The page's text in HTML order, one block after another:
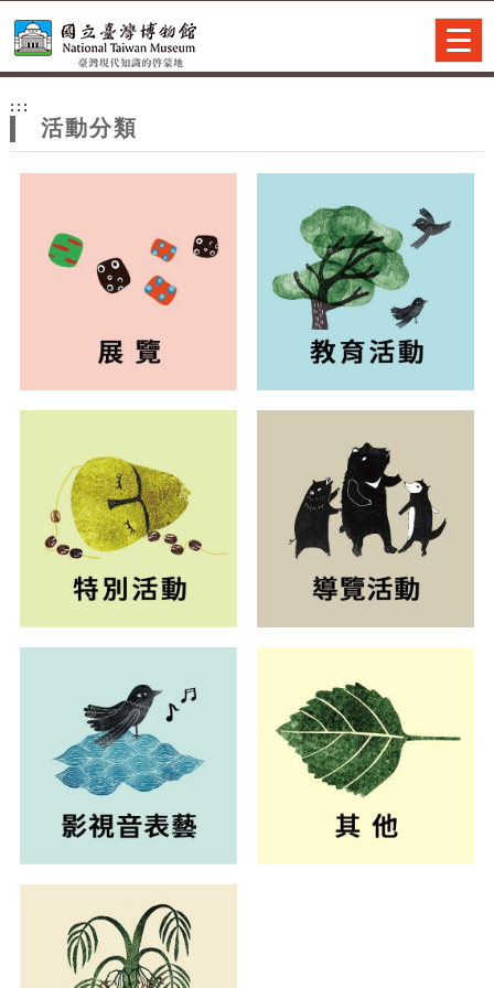
網
站
主
:::
活動分類